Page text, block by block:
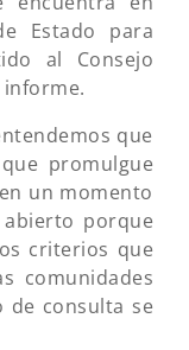
Estado para
al Consejo
informe.
que
promulgue
un momento
porque
criterios que
comunidades
de consulta se